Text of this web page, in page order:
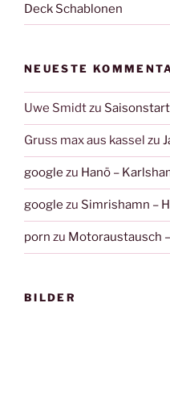
Deck Schablonen
NEUESTE
Uwe Smidtzu
Gruss max aus kassel zu
google zu Hanö –
google zu Simrishamn –
porn zu Motoraustausch
BILDER